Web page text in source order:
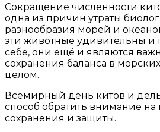
Сокращение численности
одна из причин утраты
разнообразия морей и
эти животные удивительны и
себе, они ещё и являются
сохранения баланса в
целом.
Всемирный день китов и
способ обратить внимание на
сохранения и защиты.